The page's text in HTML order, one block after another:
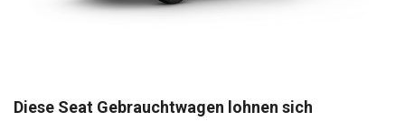
Diese Seat Gebrauchtwagen lohnen sich